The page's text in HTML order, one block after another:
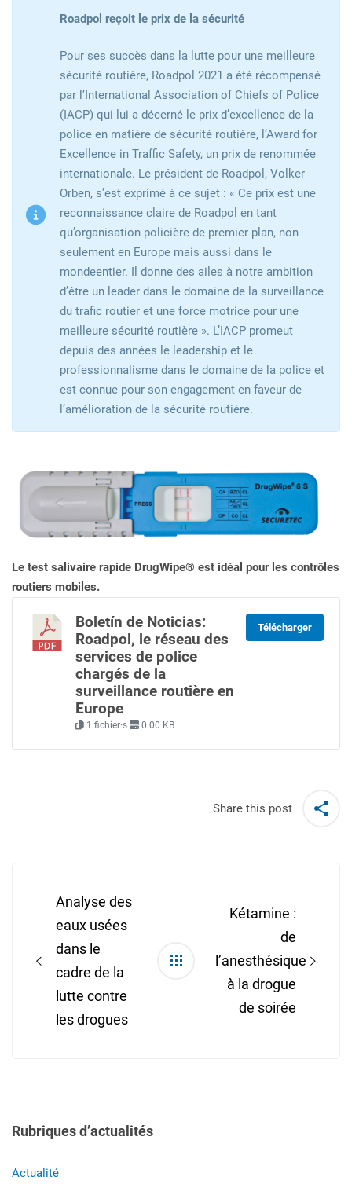
Rubriques d’actualités
Actualité
Roadpol reçoit le prix de la sécurité
Pour ses succès dans la lutte pour une meilleure
sécurité routière, Roadpol 2021 a été récompensé
par l’International Association of Chiefs of Police
(IACP) qui lui a décerné le prix d’excellence de la
police en matière de sécurité routière, l’Award for
Excellence in Traffic Safety, un prix de renommée
internationale. Le président de Roadpol, Volker
Orben, s’est exprimé à ce sujet : « Ce prix est une
reconnaissance claire de Roadpol en tant
qu’organisation policière de premier plan, non
seulement en Europe mais aussi dans le
mondeentier. Il donne des ailes à notre ambition
d’être un leader dans le domaine de la surveillance
du trafic routier et une force motrice pour une
meilleure sécurité routière ». L’IACP promeut
depuis des années le leadership et le
professionnalisme dans le domaine de la police et
est connue pour son engagement en faveur de
l’amélioration de la sécurité routière.
Le test salivaire rapide DrugWipe® est idéal pour les contrôles
routiers mobiles.
Boletín de Noticias:
Roadpol, le réseau des
services de police
chargés de la
surveillance routière en
Europe
1 fichier·s 0.00 KB
Télécharger
Share this post
navigation
Analyse des
eaux usées
dans le
cadre de la
lutte contre
les drogues
Kétamine :
de
l’anesthésique
à la drogue
de soirée